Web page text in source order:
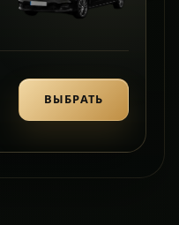
ВЫБРАТЬ